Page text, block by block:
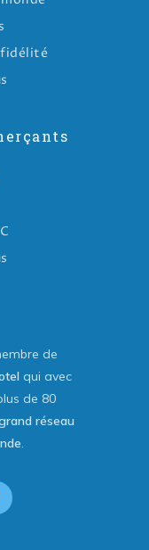
fidélité
de
qui avec
de 80
réseau
.